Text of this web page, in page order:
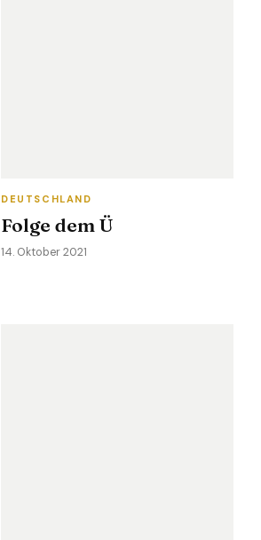
DEUTSCHLAND
Folge dem Ü
14. Oktober 2021